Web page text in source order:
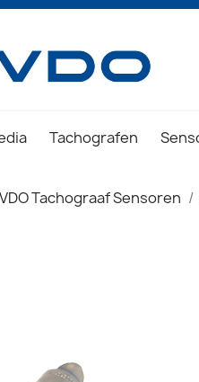
Tachografen
VDO Tachograaf Sensoren